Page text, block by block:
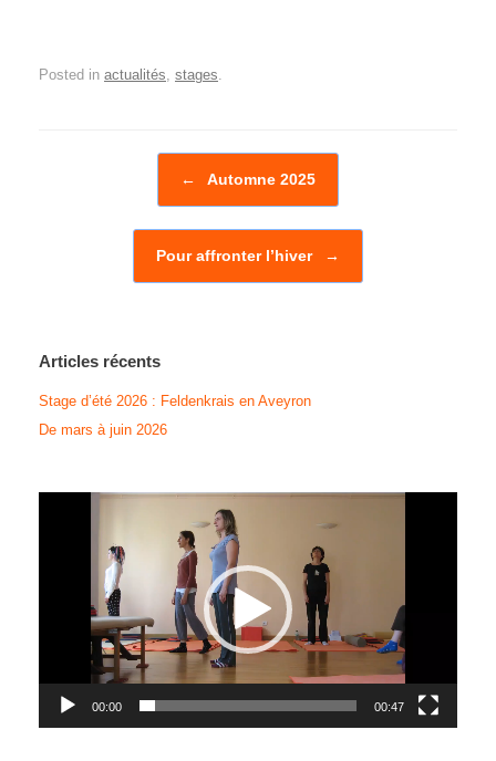
Posted in actualités, stages.
← Automne 2025
Pour affronter l’hiver →
Articles récents
Stage d’été 2026 : Feldenkrais en Aveyron
De mars à juin 2026
00:00 00:47